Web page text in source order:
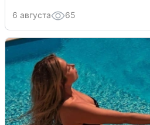
6 августа 65